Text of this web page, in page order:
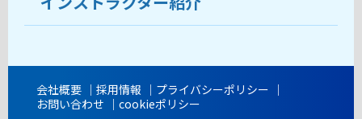
会社概要 採用情報
プライバシーポリシー
お問い合わせ
cookieポリシー